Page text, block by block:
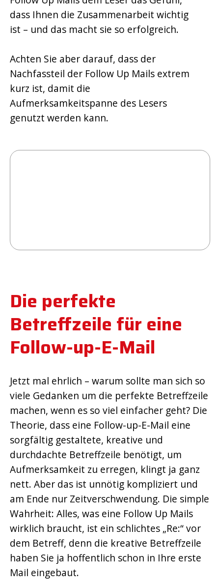
dass Ihnen die Zusammenarbeit wichtig
ist – und das macht sie so erfolgreich.
Achten Sie aber darauf, dass der
Nachfassteil der Follow Up Mails extrem
kurz ist, damit die
Aufmerksamkeitspanne des Lesers
genutzt werden kann.
Die perfekte
Betreffzeile für eine
Follow-up-E-Mail
Jetzt mal ehrlich – warum sollte man sich so
viele Gedanken um die perfekte Betreffzeile
machen, wenn es so viel einfacher geht? Die
Theorie, dass eine Follow-up-E-Mail eine
sorgfältig gestaltete, kreative und
durchdachte Betreffzeile benötigt, um
Aufmerksamkeit zu erregen, klingt ja ganz
nett. Aber das ist unnötig kompliziert und
am Ende nur Zeitverschwendung. Die simple
Wahrheit: Alles, was eine Follow Up Mails
wirklich braucht, ist ein schlichtes „Re:“ vor
dem Betreff, denn die kreative Betreffzeile
haben Sie ja hoffentlich schon in Ihre erste
Mail eingebaut.